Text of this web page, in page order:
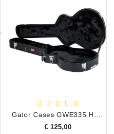
€ 125,00Prijs